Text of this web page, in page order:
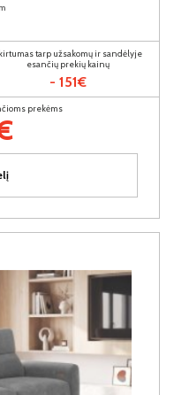
tarp užsakomų ir sandėlyje
esančių prekių kainų
- 151€
prekėms